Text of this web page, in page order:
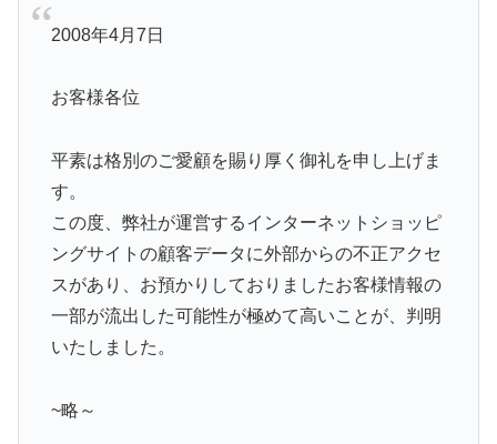
2008年4月7日
お客様各位
平素は格別のご愛顧を賜り厚く御礼を申し上げま
す。
この度、弊社が運営するインターネットショッピ
ングサイトの顧客データに外部からの不正アクセ
スがあり、お預かりしておりましたお客様情報の
一部が流出した可能性が極めて高いことが、判明
いたしました。
~略～